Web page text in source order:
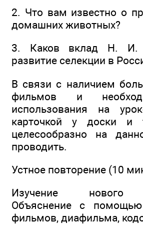
2. Что вам известно о
домашних животных?
3. Каков вклад Н. И.
развитие селекции в
В связи с наличием
фильмов и
использования на
карточкой у доски и
целесообразно на
проводить.
Устное повторение (10
Изучение нового
Объяснение с помощью
фильмов, диафильма,